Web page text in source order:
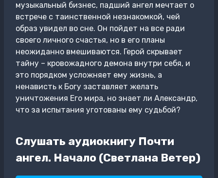
музыкальный бизнес, падший ангел мечтает о
встрече с таинственной незнакомкой, чей
образ увидел во сне. Он пойдет на все ради
своего личного счастья, но в его планы
неожиданно вмешиваются. Герой скрывает
тайну – кровожадного демона внутри себя, и
это порядком усложняет ему жизнь, а
ненависть к Богу заставляет желать
уничтожения Его мира, но знает ли Александр,
что за испытания уготованы ему судьбой?
Слушать аудиокнигу Почти
ангел. Начало (Светлана Ветер)